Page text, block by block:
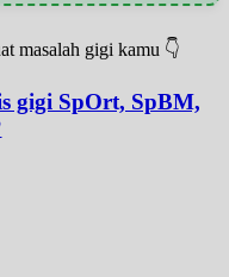
masalah gigi kamu 👇
gigi SpOrt, SpBM,